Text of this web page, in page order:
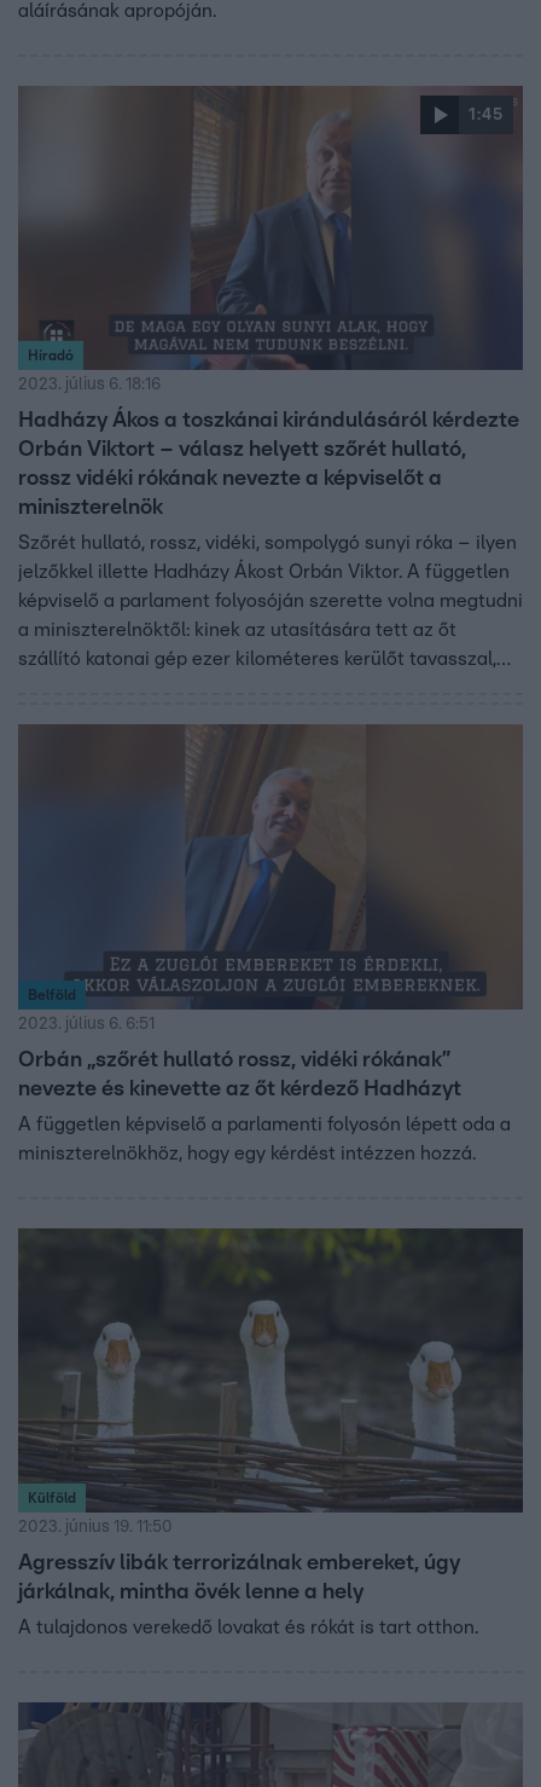
aláírásának apropóján.
1:45
Híradó
2023. július 6. 18:16
Hadházy Ákos a toszkánai kirándulásáról kérdezte
Orbán Viktort – válasz helyett szőrét hullató,
rossz vidéki rókának nevezte a képviselőt a
miniszterelnök
Szőrét hullató, rossz, vidéki, sompolygó sunyi róka – ilyen
jelzőkkel illette Hadházy Ákost Orbán Viktor. A független
képviselő a parlament folyosóján szerette volna megtudni
a miniszterelnöktől: kinek az utasítására tett az őt
szállító katonai gép ezer kilométeres kerülőt tavasszal,
Hadházy Ákos szerint ez is bizonyítja: a miniszterelnök
Belföld
2023. július 6. 6:51
Orbán „szőrét hullató rossz, vidéki rókának”
nevezte és kinevette az őt kérdező Hadházyt
A független képviselő a parlamenti folyosón lépett oda a
miniszterelnökhöz, hogy egy kérdést intézzen hozzá.
Külföld
2023. június 19. 11:50
Agresszív libák terrorizálnak embereket, úgy
járkálnak, mintha övék lenne a hely
A tulajdonos verekedő lovakat és rókát is tart otthon.